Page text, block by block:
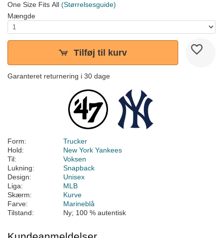
One Size Fits All (Størrelsesguide)
Mængde
Tilføj til kurv
Garanteret returnering i 30 dage
Form:
Trucker
Hold:
New York Yankees
Til:
Voksen
Lukning:
Snapback
Design:
Unisex
Liga:
MLB
Skærm:
Kurve
Farve:
Marineblå
Tilstand:
Ny; 100 % autentisk